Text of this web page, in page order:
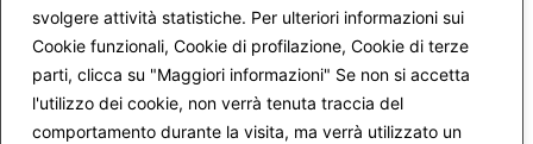
svolgere attività statistiche. Per ulteriori informazioni sui
Cookie funzionali, Cookie di profilazione, Cookie di terze
parti, clicca su "Maggiori informazioni" Se non si accetta
l'utilizzo dei cookie, non verrà tenuta traccia del
comportamento durante la visita, ma verrà utilizzato un
Quando prego con i Salmi mi sento unita alla grande
famiglia umana perché quei versetti esprimono tutti i
sentimenti che accompagnano le diverse esperienze della
vita.
Ma soprattutto mi sento unita alla preghiera della Chiesa